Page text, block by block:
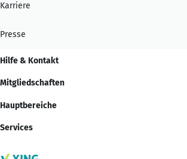
Karriere
Presse
Hilfe & Kontakt
Mitgliedschaften
Hauptbereiche
Services